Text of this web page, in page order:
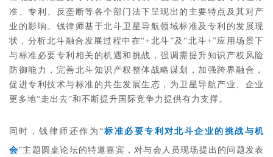
准、专利、反垄断等各个部门法下呈现出的主要特点及其对产
业的影响。钱律师基于北斗卫星导航领域标准及专利的发展现
状，分析北斗融合发展过程中在“+北斗”及“北斗+”应用场景下
与标准必要专利相关的机遇和挑战，强调需提升知识产权风险
防御能力，完善北斗知识产权整体战略谋划，加强跨界融合，
促进专利技术与标准的共生发展生态，为卫星导航产业、企业
更多地“走出去”和不断提升国际竞争力提供有力支撑。
同时，钱律师还作为“标准必要专利对北斗企业的挑战与机
会”主题圆桌论坛的特邀嘉宾，对与会人员现场提出的问题发表